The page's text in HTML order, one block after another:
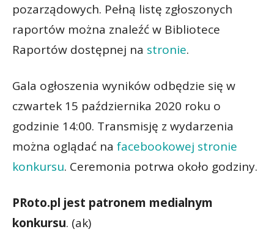
pozarządowych. Pełną listę zgłoszonych
raportów można znaleźć w Bibliotece
Raportów dostępnej na stronie.
Gala ogłoszenia wyników odbędzie się w
czwartek 15 października 2020 roku o
godzinie 14:00. Transmisję z wydarzenia
można oglądać na facebookowej stronie
konkursu. Ceremonia potrwa około godziny.
PRoto.pl jest patronem medialnym
konkursu. (ak)